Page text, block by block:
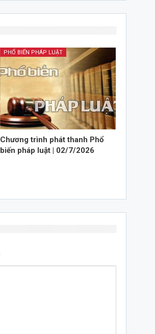
PHỔ BIẾN PHÁP LUẬT
Chương trình phát thanh Phổ
biến pháp luật | 02/7/2026